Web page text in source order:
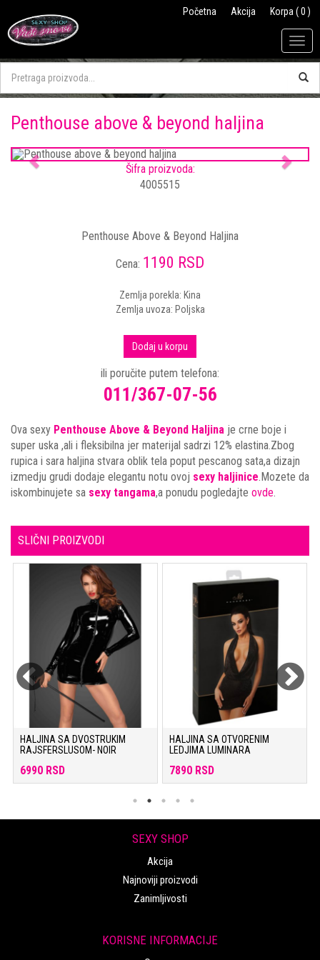
Početna Akcija Korpa ( 0 )
Penthouse above & beyond haljina
Previous Next
Šifra proizvoda:
4005515
Penthouse Above & Beyond Haljina
Cena: 1190 RSD
Zemlja porekla: Kina
Zemlja uvoza: Poljska
Dodaj u korpu
ili poručite putem telefona:
011/367-07-56
Ova sexy Penthouse Above & Beyond Haljina je crne boje i
super uska ,ali i fleksibilna jer materijal sadrzi 12% elastina.Zbog
rupica i sara haljina stvara oblik tela poput pescanog sata,a dizajn
izmedju grudi dodaje elegantu notu ovoj sexy haljinice.Mozete da
iskombinujete sa sexy tangama,a ponudu pogledajte ovde.
SLIČNI PROIZVODI
HALJINA SA DVOSTRUKIM
RAJSFERSLUSOM- NOIR
6990 RSD
HALJINA SA OTVORENIM
LEDJIMA LUMINARA
7890 RSD
SEXY SHOP
Akcija
Najnoviji proizvodi
Zanimljivosti
KORISNE INFORMACIJE